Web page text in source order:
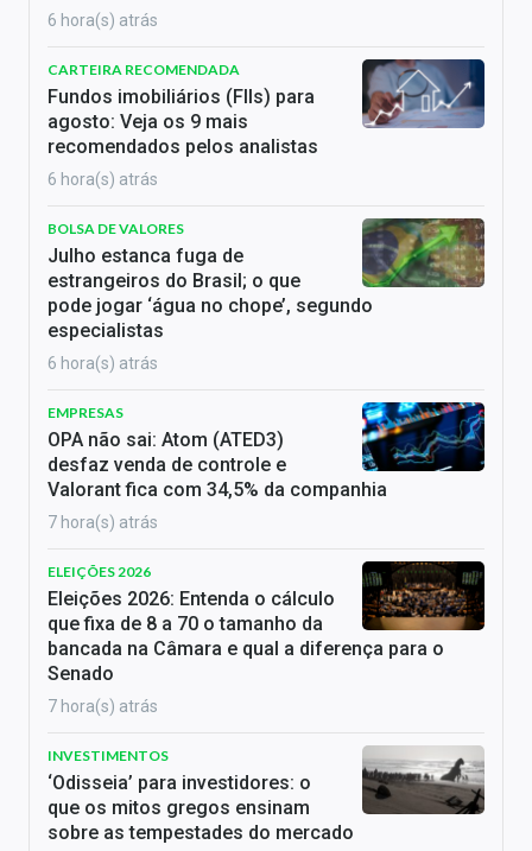
6 hora(s) atrás
CARTEIRA RECOMENDADA
Fundos imobiliários (FIIs) para
agosto: Veja os 9 mais
recomendados pelos analistas
6 hora(s) atrás
BOLSA DE VALORES
Julho estanca fuga de
estrangeiros do Brasil; o que
pode jogar ‘água no chope’, segundo
especialistas
6 hora(s) atrás
EMPRESAS
OPA não sai: Atom (ATED3)
desfaz venda de controle e
Valorant fica com 34,5% da companhia
7 hora(s) atrás
ELEIÇÕES 2026
Eleições 2026: Entenda o cálculo
que fixa de 8 a 70 o tamanho da
bancada na Câmara e qual a diferença para o
Senado
7 hora(s) atrás
INVESTIMENTOS
‘Odisseia’ para investidores: o
que os mitos gregos ensinam
sobre as tempestades do mercado